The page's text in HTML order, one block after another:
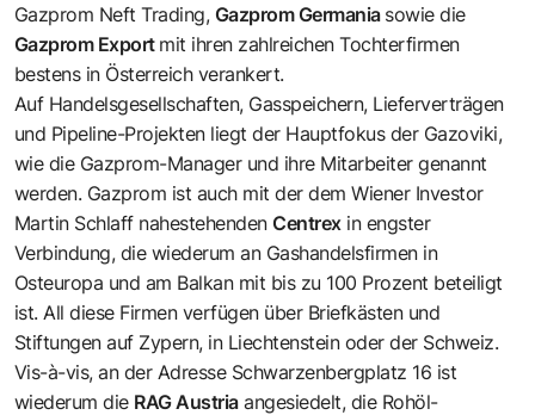
Gazprom Neft Trading, Gazprom Germania sowie die
Gazprom Export mit ihren zahlreichen Tochterfirmen
bestens in Österreich verankert.
Auf Handelsgesellschaften, Gasspeichern, Lieferverträgen
und Pipeline-Projekten liegt der Hauptfokus der Gazoviki,
wie die Gazprom-Manager und ihre Mitarbeiter genannt
werden. Gazprom ist auch mit der dem Wiener Investor
Martin Schlaff nahestehendenCentrex in engster
Verbindung, die wiederum an Gashandelsfirmen in
Osteuropa und am Balkan mit bis zu 100 Prozent beteiligt
ist. All diese Firmen verfügen über Briefkästen und
Stiftungen auf Zypern, in Liechtenstein oder der Schweiz.
Vis-à-vis, an der Adresse Schwarzenbergplatz 16 ist
wiederum die RAG Austria angesiedelt, die Rohöl-